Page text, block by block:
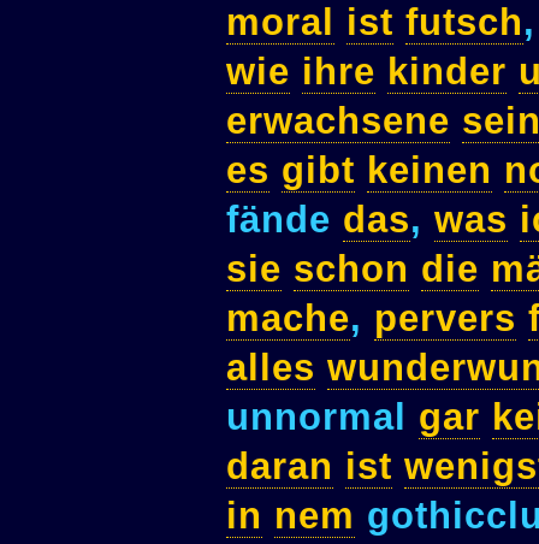
moral
ist futsch
wie ihre kinder
erwachsene
es gibt keinen
fände das, was
sie schon die
mache, pervers
alles
unnormal gar
daran ist
in nem